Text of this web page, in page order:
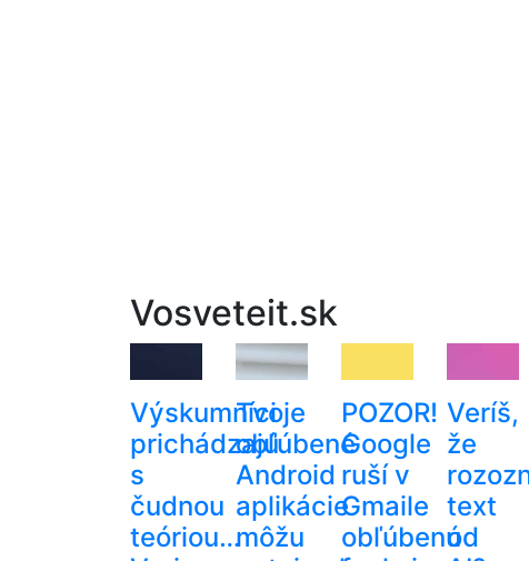
Vosveteit.sk
Výskumníci
prichádzajú
s
čudnou
teóriou…
Tvoje
obľúbené
Android
aplikácie
môžu
POZOR!
Google
ruší v
Gmaile
obľúbenú
Veríš,
že
text
od